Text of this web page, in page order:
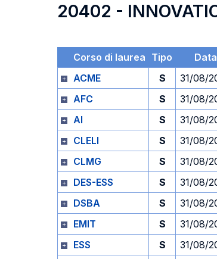
20402 -
Corso di laurea Tipo Data
ACME
S 31/08/
AFC
S 31/08/
AI
S 31/08/
CLELI
S 31/08/
CLMG
S 31/08/
DES-ESS
S 31/08/
DSBA
S 31/08/
EMIT
S 31/08/
ESS
S 31/08/